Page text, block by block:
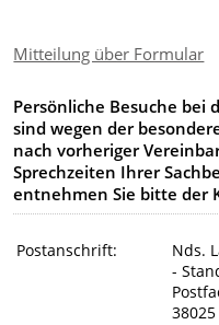
Mitteilung über Formular
Persönliche Besuche
sind wegen der
nach vorheriger
Sprechzeiten Ihrer
entnehmen Sie bitte der
Postanschrift:
Nds.
-